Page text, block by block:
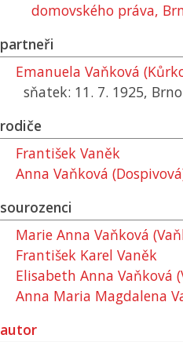
domovského práva,
partneři
Emanuela Vaňková
sňatek: 11. 7. 1925, Brno
rodiče
František Vaněk
Anna Vaňková
sourozenci
Marie Anna Vaňková
František Karel Vaněk
Elisabeth Anna Vaňková
Anna Maria Magdalena
autor